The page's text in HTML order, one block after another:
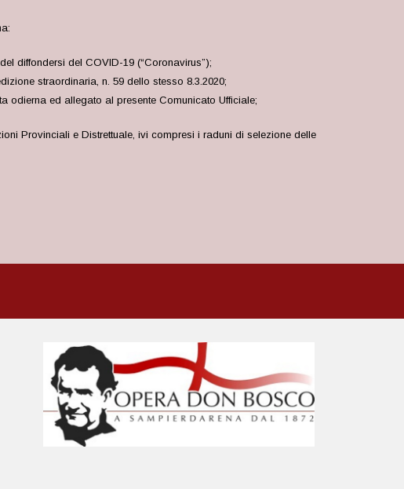
diffondersi del COVID-19 (“Coronavirus”);
straordinaria, n. 59 dello stesso 8.3.2020;
odierna ed allegato al presente Comunicato Ufficiale;
Provinciali e Distrettuale, ivi compresi i raduni di selezione delle